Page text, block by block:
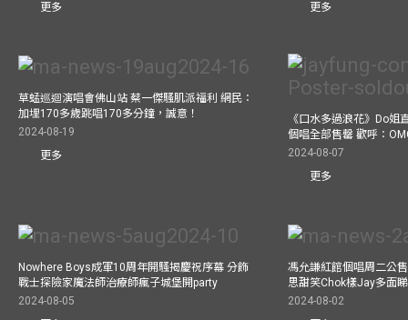
更多
更多
草蜢巡迴演唱會佛山站 蔡一傑騷肌派福利 網民：
加埋170多歲跳唱170多分鐘，誠意！
2024-08-19
更多
《口水多過浪花》Do姐
個唱全部售罄 歡呼：
2024-08-07
更多
Nowhere Boys成軍10周年開騷揭慶祝序幕 分飾
戰士探險家魔法師治療師瘋子城堡開party
2024-08-05
馮允謙紅館個唱周二公
思甜笑Chok樣Jay多面睇
2024-08-02